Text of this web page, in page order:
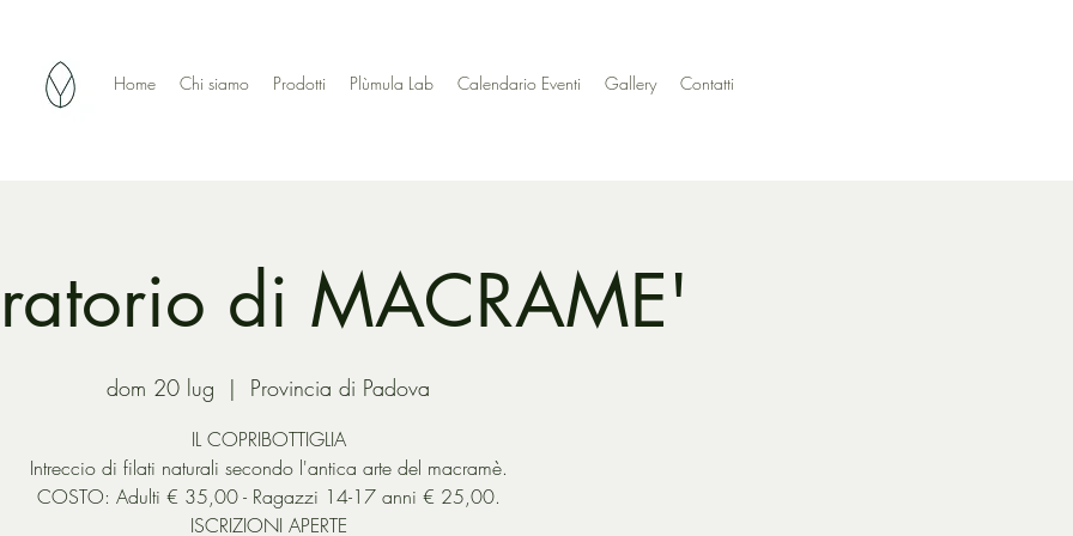
Home Chi siamo Prodotti Plùmula Lab Calendario Eventi Gallery Contatti
di MACRAME'
dom 20 lug
  |
Provincia di Padova
IL COPRIBOTTIGLIA
Intreccio di filati naturali secondo l'antica arte del macramè.
COSTO: Adulti € 35,00 - Ragazzi 14-17 anni € 25,00.
ISCRIZIONI APERTE